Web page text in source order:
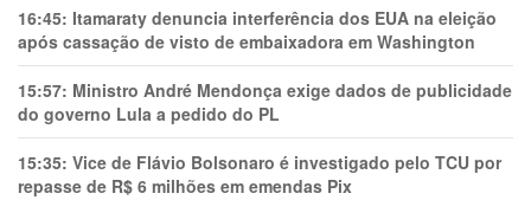
16:45: Itamaraty denuncia interferência dos EUA na eleição
após cassação de visto de embaixadora em Washington
15:57: Ministro André Mendonça exige dados de publicidade
do governo Lula a pedido do PL
15:35: Vice de Flávio Bolsonaro é investigado pelo TCU por
repasse de R$ 6 milhões em emendas Pix